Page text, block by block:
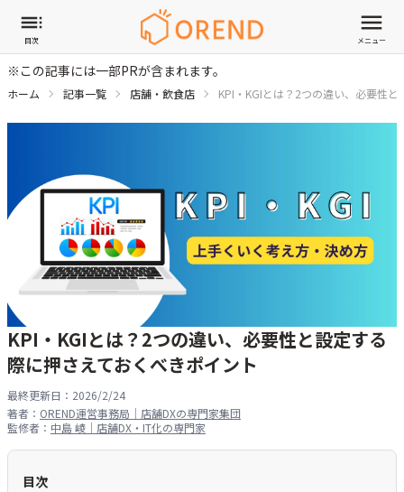
目次 メニュー
※この記事には一部PRが含まれます。
ホーム 記事一覧 店舗・飲食店 KPI・KGIとは？2つの違い、必要性
KPI・KGIとは？2つの違い、必要性と設定する
際に押さえておくべきポイント
最終更新日： 2026/2/24
著者： OREND運営事務局｜店舗DXの専門家集団
監修者： 中島 崚｜店舗DX・IT化の専門家
目次